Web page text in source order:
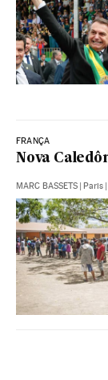
FRANÇA
Nova
MARC BASSETS | Paris |